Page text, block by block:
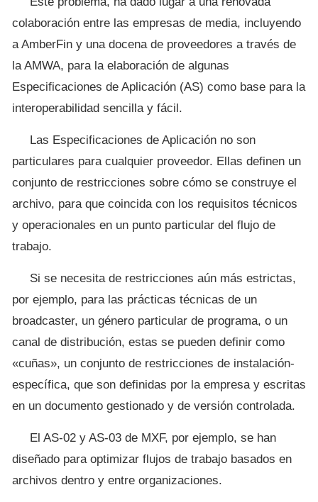
colaboración entre las empresas de media, incluyendo
a AmberFin y una docena de proveedores a través de
la AMWA, para la elaboración de algunas
Especificaciones de Aplicación (AS) como base para la
interoperabilidad sencilla y fácil.
Las Especificaciones de Aplicación no son
particulares para cualquier proveedor. Ellas definen un
conjunto de restricciones sobre cómo se construye el
archivo, para que coincida con los requisitos técnicos
y operacionales en un punto particular del flujo de
trabajo.
Si se necesita de restricciones aún más estrictas,
por ejemplo, para las prácticas técnicas de un
broadcaster, un género particular de programa, o un
canal de distribución, estas se pueden definir como
«cuñas», un conjunto de restricciones de instalación-
específica, que son definidas por la empresa y escritas
en un documento gestionado y de versión controlada.
El AS-02 y AS-03 de MXF, por ejemplo, se han
diseñado para optimizar flujos de trabajo basados en
archivos dentro y entre organizaciones.